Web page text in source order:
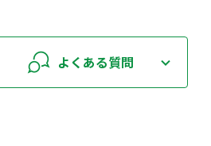
よくある質問